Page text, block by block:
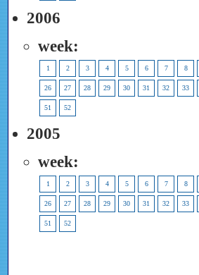
2006
week:
1 2 3 4 5 6 7 8
26 27 28 29 30 31 32 33
51 52
2005
week:
1 2 3 4 5 6 7 8
26 27 28 29 30 31 32 33
51 52